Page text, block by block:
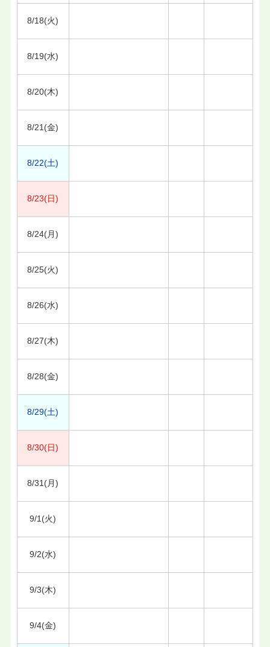
8/18(火)
8/19(水)
8/20(木)
8/21(金)
8/22(土)
8/23(日)
8/24(月)
8/25(火)
8/26(水)
8/27(木)
8/28(金)
8/29(土)
8/30(日)
8/31(月)
9/1(火)
9/2(水)
9/3(木)
9/4(金)